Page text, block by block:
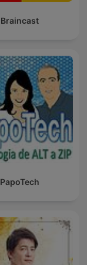
Braincast
PapoTech